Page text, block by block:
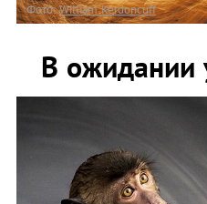
Фото:William Kerdoncuff
В ожидании